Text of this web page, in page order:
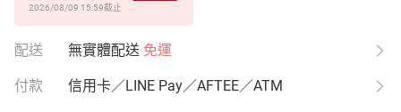
2026/08/09 15:59截止
配送 無實體配送 免運
付款 信用卡／LINE Pay／AFTEE／ATM